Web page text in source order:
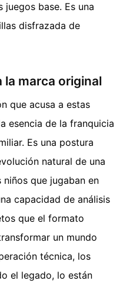
base. Es una
disfrazada de
la marca original
que acusa a estas
esencia de la franquicia
Es una postura
natural de una
que jugaban en
capacidad de análisis
que el formato
un mundo
técnica, los
el legado, lo están